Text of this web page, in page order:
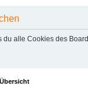
du alle Cookies des